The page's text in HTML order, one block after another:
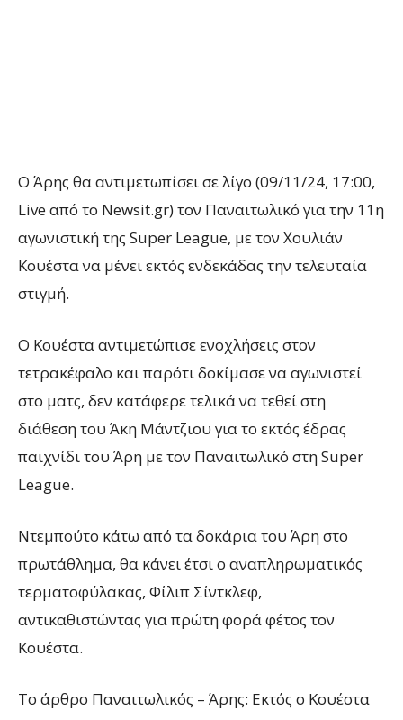
Ο Άρης θα αντιμετωπίσει σε λίγο (09/11/24, 17:00,
Live από το Newsit.gr) τον Παναιτωλικό για την 11η
αγωνιστική της Super League, με τον Χουλιάν
Κουέστα να μένει εκτός ενδεκάδας την τελευταία
στιγμή.
Ο Κουέστα αντιμετώπισε ενοχλήσεις στον
τετρακέφαλο και παρότι δοκίμασε να αγωνιστεί
στο ματς, δεν κατάφερε τελικά να τεθεί στη
διάθεση του Άκη Μάντζιου για το εκτός έδρας
παιχνίδι του Άρη με τον Παναιτωλικό στη Super
League.
Ντεμπούτο κάτω από τα δοκάρια του Άρη στο
πρωτάθλημα, θα κάνει έτσι ο αναπληρωματικός
τερματοφύλακας, Φίλιπ Σίντκλεφ,
αντικαθιστώντας για πρώτη φορά φέτος τον
Κουέστα.
To άρθρο Παναιτωλικός – Άρης: Εκτός ο Κουέστα